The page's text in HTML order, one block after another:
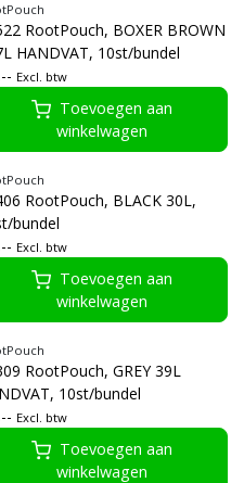
RootPouch, BOXER BROWN
HANDVAT, 10st/bundel
Excl. btw
Toevoegen aan
winkelwagen
RootPouch, BLACK 30L,
bundel
Excl. btw
Toevoegen aan
winkelwagen
RootPouch, GREY 39L
10st/bundel
Excl. btw
Toevoegen aan
winkelwagen